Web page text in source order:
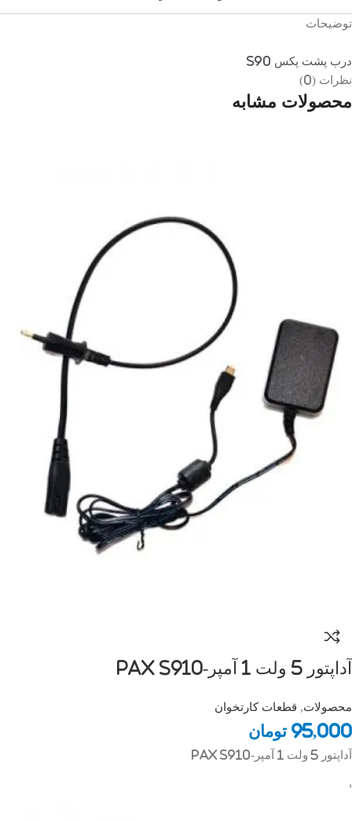
توضیحات
درب پشت پکس S90
نظرات (0)
محصولات مشابه
آداپتور 5 ولت 1 آمپر-Pax S910
محصولات, قطعات کارتخوان
95,000 تومان
آداپتور 5 ولت 1 آمپر-Pax S910
اندرویدی